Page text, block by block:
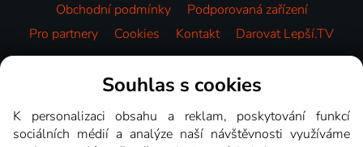
Obchodní podmínky
Podporovaná zařízení
Pro partnery
Cookies Kontakt Darovat Lepší.TV
Videotéka
Souhlas s cookies
K personalizaci obsahu a reklam, poskytování funkcí
sociálních médií a analýze naší návštěvnosti využíváme